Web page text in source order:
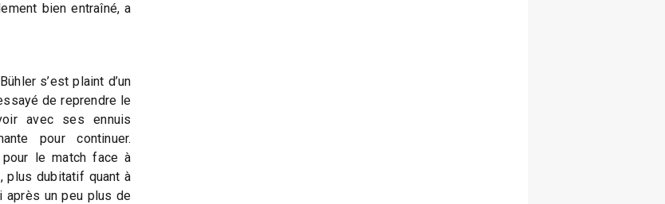
bien entraîné, a
s’est plaint d’un
de reprendre le
avec ses ennuis
pour continuer.
pour le match face à
plus dubitatif quant à
après un peu plus de